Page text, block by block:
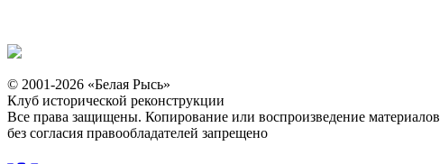
© 2001-2026 «Белая Рысь»
Клуб исторической реконструкции
Все права защищены. Копирование или воспроизведение материалов
без согласия правообладателей запрещено